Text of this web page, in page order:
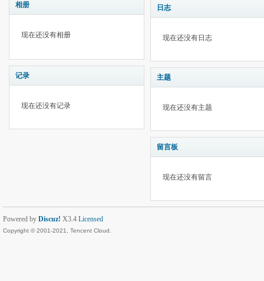
相册
现在还没有相册
记录
现在还没有记录
日志
现在还没有日志
主题
现在还没有主题
留言板
现在还没有留言
Powered by Discuz! X3.4 Licensed
Copyright © 2001-2021, Tencent Cloud.